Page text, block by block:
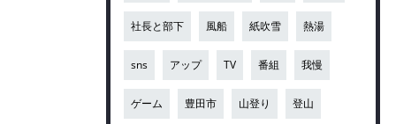
社長と部下 風船 紙吹雪 熱湯
sns アップ TV 番組 我慢
ゲーム 豊田市 山登り 登山